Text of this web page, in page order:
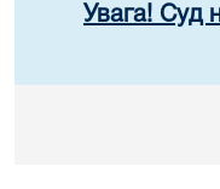
Увага! Суд